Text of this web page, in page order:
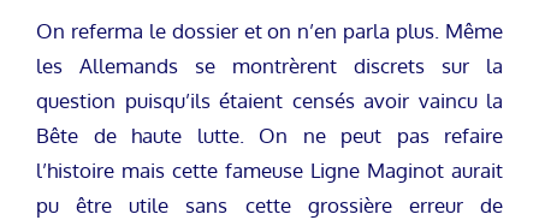
On referma le dossier et on n’en parla plus. Même
les Allemands se montrèrent discrets sur la
question puisqu’ils étaient censés avoir vaincu la
Bête de haute lutte. On ne peut pas refaire
l’histoire mais cette fameuse Ligne Maginot aurait
pu être utile sans cette grossière erreur de